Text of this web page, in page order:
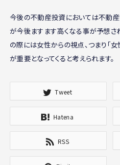
今後の不動産投資においては不動
が今後ますます高くなる事が予想さ
の際には女性からの視点、つまり「
が重要となってくると考えられます。
Tweet
Hatena
RSS